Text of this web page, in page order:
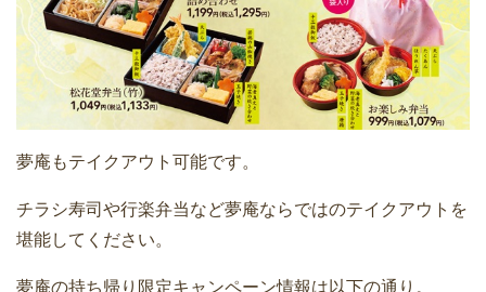
夢庵もテイクアウト可能です。
チラシ寿司や行楽弁当など夢庵ならではのテイクアウトを
堪能してください。
夢庵の持ち帰り限定キャンペーン情報は以下の通り。